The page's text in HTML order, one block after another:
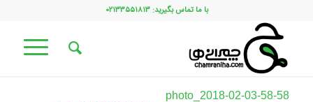
با ما تماس بگیرید: ۰۲۱۳۳۵۵۱۸۱۳
photo_2018-02-03-58-58